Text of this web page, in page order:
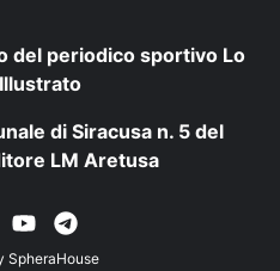
del periodico sportivo Lo
di Siracusa n. 5 del
LM Aretusa
SpheraHouse